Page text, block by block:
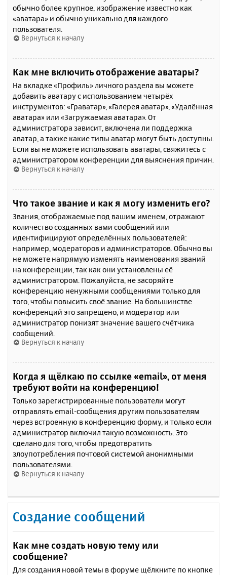
обычно более крупное, изображение известно как
«аватара» и обычно уникально для каждого
пользователя.
Вернуться к началу
Как мне включить отображение аватары?
На вкладке «Профиль» личного раздела вы можете
добавить аватару с использованием четырёх
инструментов: «Граватар», «Галерея аватар», «Удалённая
аватара» или «Загружаемая аватара». От
администратора зависит, включена ли поддержка
аватар, а также какие типы аватар могут быть доступны.
Если вы не можете использовать аватары, свяжитесь с
администратором конференции для выяснения причин.
Вернуться к началу
Что такое звание и как я могу изменить его?
Звания, отображаемые под вашим именем, отражают
количество созданных вами сообщений или
идентифицируют определённых пользователей:
например, модераторов и администраторов. Обычно вы
не можете напрямую изменять наименования званий
на конференции, так как они установлены её
администратором. Пожалуйста, не засоряйте
конференцию ненужными сообщениями только для
того, чтобы повысить своё звание. На большинстве
конференций это запрещено, и модератор или
администратор понизят значение вашего счётчика
сообщений.
Вернуться к началу
Когда я щёлкаю по ссылке «email», от меня
требуют войти на конференцию!
Только зарегистрированные пользователи могут
отправлять email-сообщения другим пользователям
через встроенную в конференцию форму, и только если
администратор включил такую возможность. Это
сделано для того, чтобы предотвратить
злоупотребления почтовой системой анонимными
пользователями.
Вернуться к началу
Создание сообщений
Как мне создать новую тему или
сообщение?
Для создания новой темы в форуме щёлкните по кнопке